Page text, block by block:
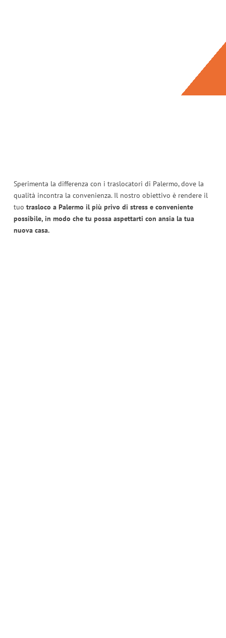
Sperimenta la differenza con i traslocatori di Palermo, dove la
qualità incontra la convenienza. Il nostro obiettivo è rendere il
tuo trasloco a Palermo il più privo di stress e conveniente
possibile, in modo che tu possa aspettarti con ansia la tua
nuova casa.